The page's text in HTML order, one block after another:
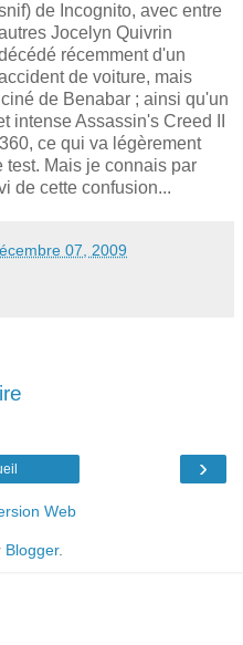
de Incognito, avec entre
Jocelyn Quivrin
récemment d'un
de voiture, mais
de Benabar ; ainsi qu'un
intense Assassin's Creed II
ce qui va légèrement
Mais je connais par
de cette confusion...
07, 2009
›
Web
Blogger.